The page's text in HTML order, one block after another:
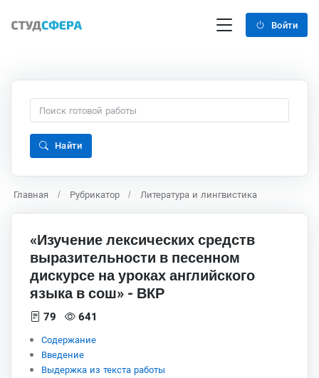
Войти
Найти
Главная Рубрикатор Литература и лингвистика
«Изучение лексических средств
выразительности в песенном
дискурсе на уроках английского
языка в сош» - ВКР
79 641
Содержание
Введение
Выдержка из текста работы